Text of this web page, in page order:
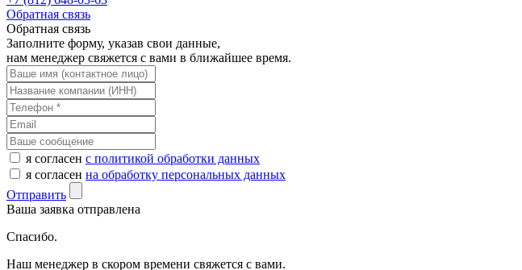
Обратная связь
Обратная связь
Заполните форму, указав свои данные,
нам менеджер свяжется с вами в ближайшее время.
я согласен с политикой обработки данных
я согласен на обработку персональных данных
Отправить
Ваша заявка отправлена
Спасибо.
Наш менеджер в скором времени свяжется с вами.